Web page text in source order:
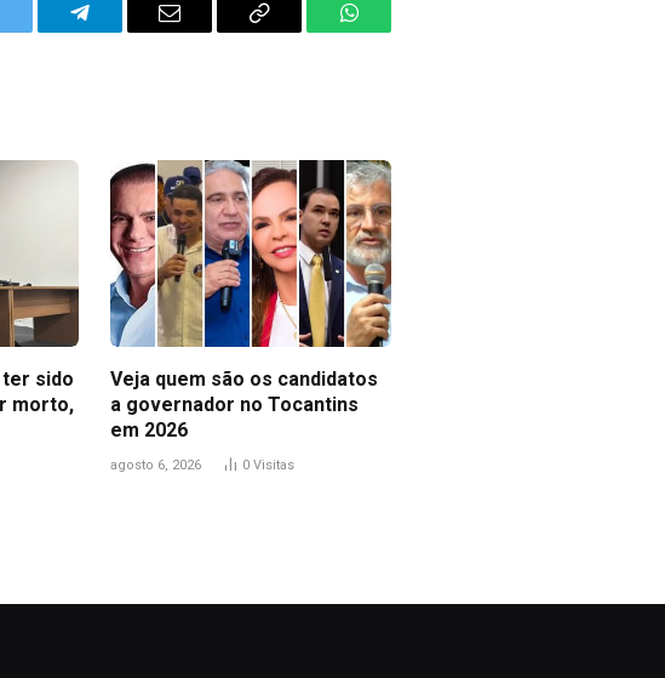
Telegram Email
Copy
WhatsApp
ter sido
morto,
Veja quem são os candidatos
a governador no Tocantins
em 2026
agosto 6, 2026 0 Visitas